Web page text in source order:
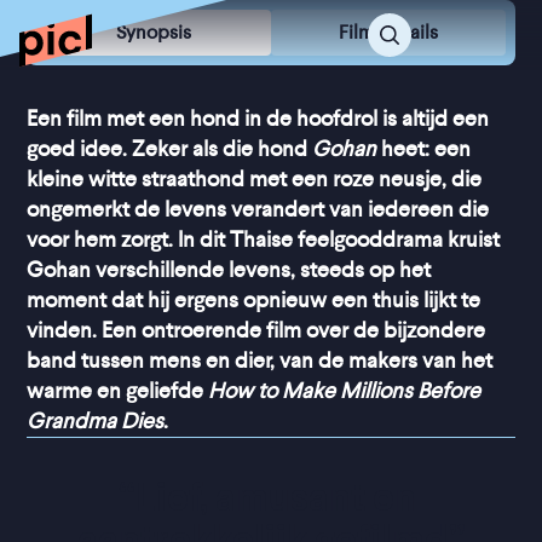
Synopsis Film Details
Een film met een hond in de hoofdrol is altijd een
goed idee. Zeker als die hond Gohanheet: een
kleine witte straathond met een roze neusje, die
ongemerkt de levens verandert van iedereen die
voor hem zorgt. In dit Thaise feelgooddrama kruist
Gohan verschillende levens, steeds op het
moment dat hij ergens opnieuw een thuis lijkt te
vinden. Een ontroerende film over de bijzondere
band tussen mens en dier, van de makers van het
warme en geliefde How to Make Millions Before
Grandma Dies.